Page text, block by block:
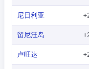
尼日利亚
留尼汪岛
卢旺达